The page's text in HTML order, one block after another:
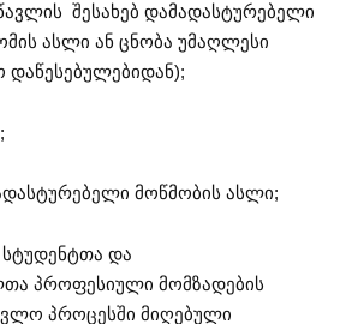
შესახებ დამადასტურებელი
ასლი ან ცნობა უმაღლესი
მოწმობის ასლი;
სტუდენტთა და
პროფესიული მომზადების
პროცესში მიღებული